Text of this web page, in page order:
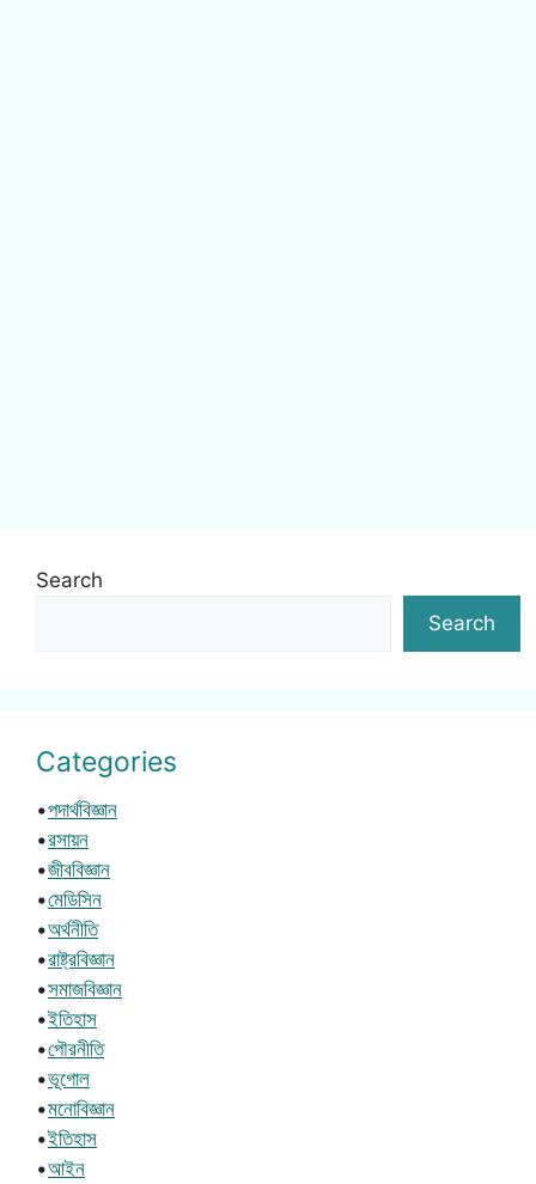
Search
Search
Categories
•পদার্থবিজ্ঞান
•রসায়ন
•জীববিজ্ঞান
•মেডিসিন
•অর্থনীতি
•রাষ্ট্রবিজ্ঞান
•সমাজবিজ্ঞান
•ইতিহাস
•পৌরনীতি
•ভূগোল
•মনোবিজ্ঞান
•ইতিহাস
•আইন